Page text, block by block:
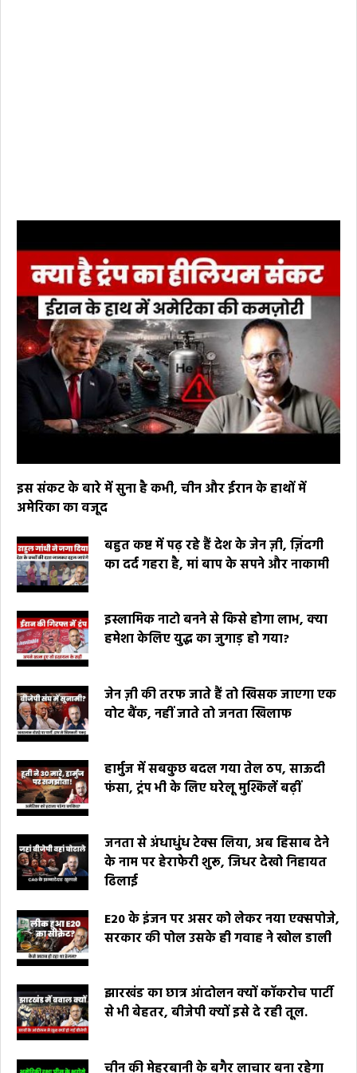
इस संकट के बारे में सुना है कभी, चीन और ईरान के हाथों में
अमेरिका का वजूद
बहुत कष्ट में पढ़ रहे हैं देश के जेन ज़ी, ज़िंदगी
का दर्द गहरा है, मां बाप के सपने और नाकामी
इस्लामिक नाटो बनने से किसे होगा लाभ, क्या
हमेशा केलिए युद्ध का जुगाड़ हो गया?
जेन ज़ी की तरफ जाते हैं तो खिसक जाएगा एक
वोट बैंक, नहीं जाते तो जनता खिलाफ
हार्मुज में सबकुछ बदल गया तेल ठप, साऊदी
फंसा, ट्रंप भी के लिए घरेलू मुश्किलें बढ़ीं
जनता से अंधाधुंध टेक्स लिया, अब हिसाब देने
के नाम पर हेराफेरी शुरू, जिधर देखो निहायत
ढिलाई
E20 के इंजन पर असर को लेकर नया एक्सपोजे,
सरकार की पोल उसके ही गवाह ने खोल डाली
झारखंड का छात्र आंदोलन क्यों कॉकरोच पार्टी
से भी बेहतर, बीजेपी क्यों इसे दे रही तूल.
चीन की मेहरबानी के बगैर लाचार बना रहेगा